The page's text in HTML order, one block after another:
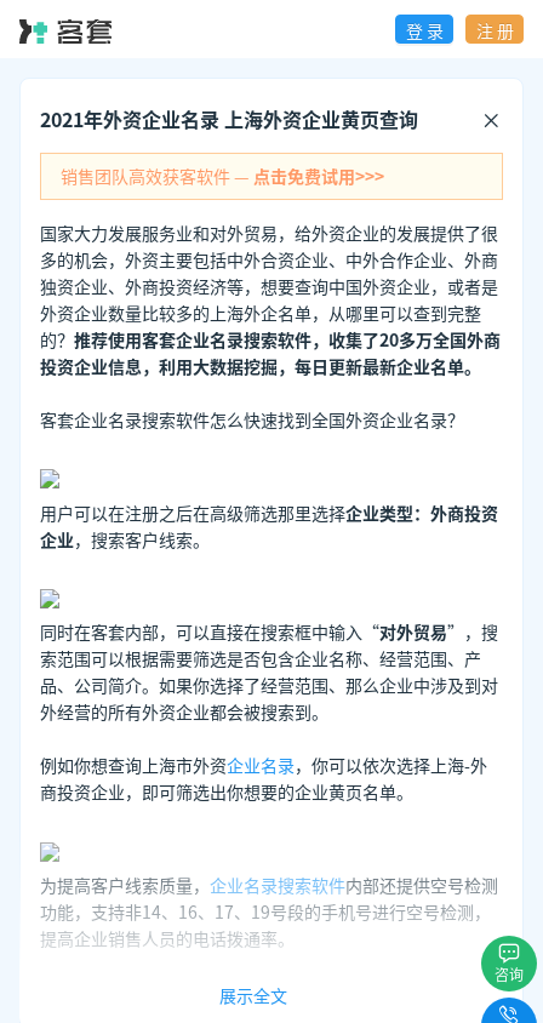
登 录 注 册
2021年外资企业名录 上海外资企业黄页查询
销售团队高效获客软件 — 点击免费试用>>>
国家大力发展服务业和对外贸易，给外资企业的发展提供了很
多的机会，外资主要包括中外合资企业、中外合作企业、外商
独资企业、外商投资经济等，想要查询中国外资企业，或者是
外资企业数量比较多的上海外企名单，从哪里可以查到完整
的？ 推荐使用客套企业名录搜索软件，收集了20多万全国外商
投资企业信息，利用大数据挖掘，每日更新最新企业名单。
客套企业名录搜索软件怎么快速找到全国外资企业名录？
用户可以在注册之后在高级筛选那里选择企业类型：外商投资
企业，搜索客户线索。
同时在客套内部，可以直接在搜索框中输入“对外贸易”，搜
索范围可以根据需要筛选是否包含企业名称、经营范围、产
品、公司简介。如果你选择了经营范围、那么企业中涉及到对
外经营的所有外资企业都会被搜索到。
例如你想查询上海市外资企业名录，你可以依次选择上海-外
商投资企业，即可筛选出你想要的企业黄页名单。
为提高客户线索质量， 企业名录搜索软件内部还提供空号检测
功能，支持非14、16、17、19号段的手机号进行空号检测，
提高企业销售人员的电话拨通率。
展示全文
咨询